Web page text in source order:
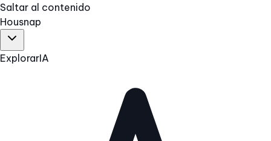
Saltar al contenido
Housnap
ExplorarIA